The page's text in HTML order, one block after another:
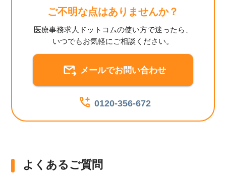
ご不明な点はありませんか？
医療事務求人ドットコムの使い方で迷ったら、
いつでもお気軽にご相談ください。
メールでお問い合わせ
0120-356-672
よくあるご質問